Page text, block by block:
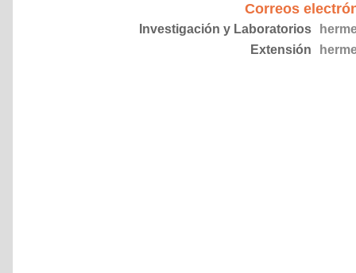
Correos
Investigación y Laboratorios
Extensión